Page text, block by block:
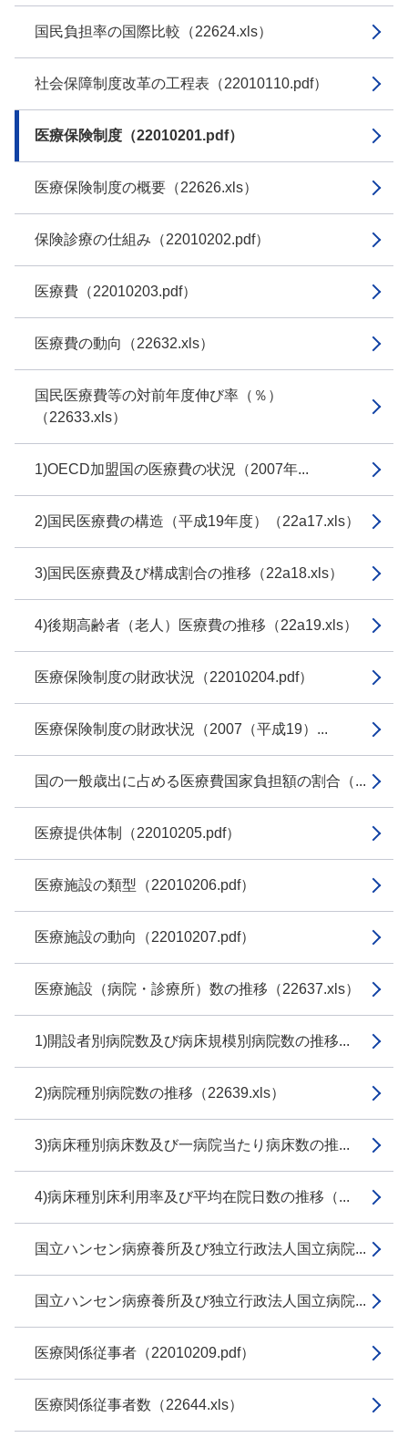
国民負担率の国際比較（22624.xls）
社会保障制度改革の工程表（22010110.pdf）
医療保険制度（22010201.pdf）
医療保険制度の概要（22626.xls）
保険診療の仕組み（22010202.pdf）
医療費（22010203.pdf）
医療費の動向（22632.xls）
国民医療費等の対前年度伸び率（％）
（22633.xls）
1)OECD加盟国の医療費の状況（2007年...
2)国民医療費の構造（平成19年度）（22a17.xls）
3)国民医療費及び構成割合の推移（22a18.xls）
4)後期高齢者（老人）医療費の推移（22a19.xls）
医療保険制度の財政状況（22010204.pdf）
医療保険制度の財政状況（2007（平成19）...
国の一般歳出に占める医療費国家負担額の割合（...
医療提供体制（22010205.pdf）
医療施設の類型（22010206.pdf）
医療施設の動向（22010207.pdf）
医療施設（病院・診療所）数の推移（22637.xls）
1)開設者別病院数及び病床規模別病院数の推移...
2)病院種別病院数の推移（22639.xls）
3)病床種別病床数及び一病院当たり病床数の推...
4)病床種別床利用率及び平均在院日数の推移（...
国立ハンセン病療養所及び独立行政法人国立病院...
国立ハンセン病療養所及び独立行政法人国立病院...
医療関係従事者（22010209.pdf）
医療関係従事者数（22644.xls）